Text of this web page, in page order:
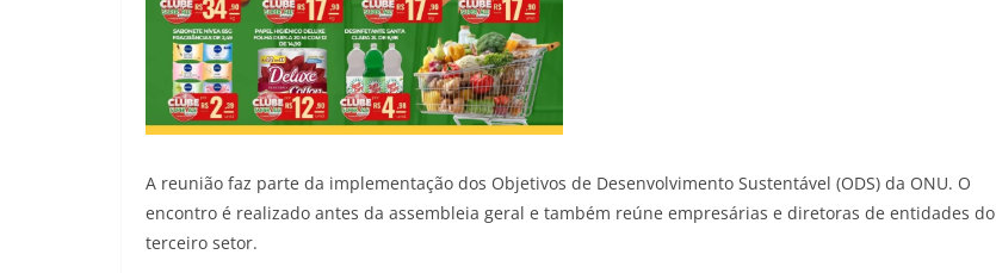
A reunião faz parte da implementação dos Objetivos de Desenvolvimento Sustentável (ODS) da ONU. O
encontro é realizado antes da assembleia geral e também reúne empresárias e diretoras de entidades do
terceiro setor.